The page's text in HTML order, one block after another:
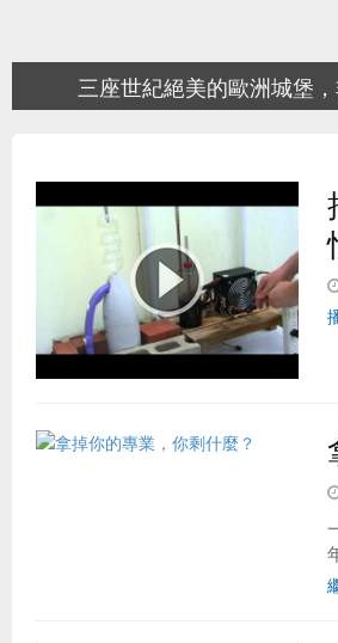
慎入！讓人難毛骨悚然
台灣最夯的野餐地點